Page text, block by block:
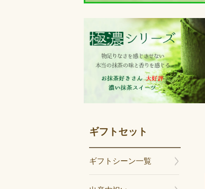
ギフトセット
ギフトシーン一覧